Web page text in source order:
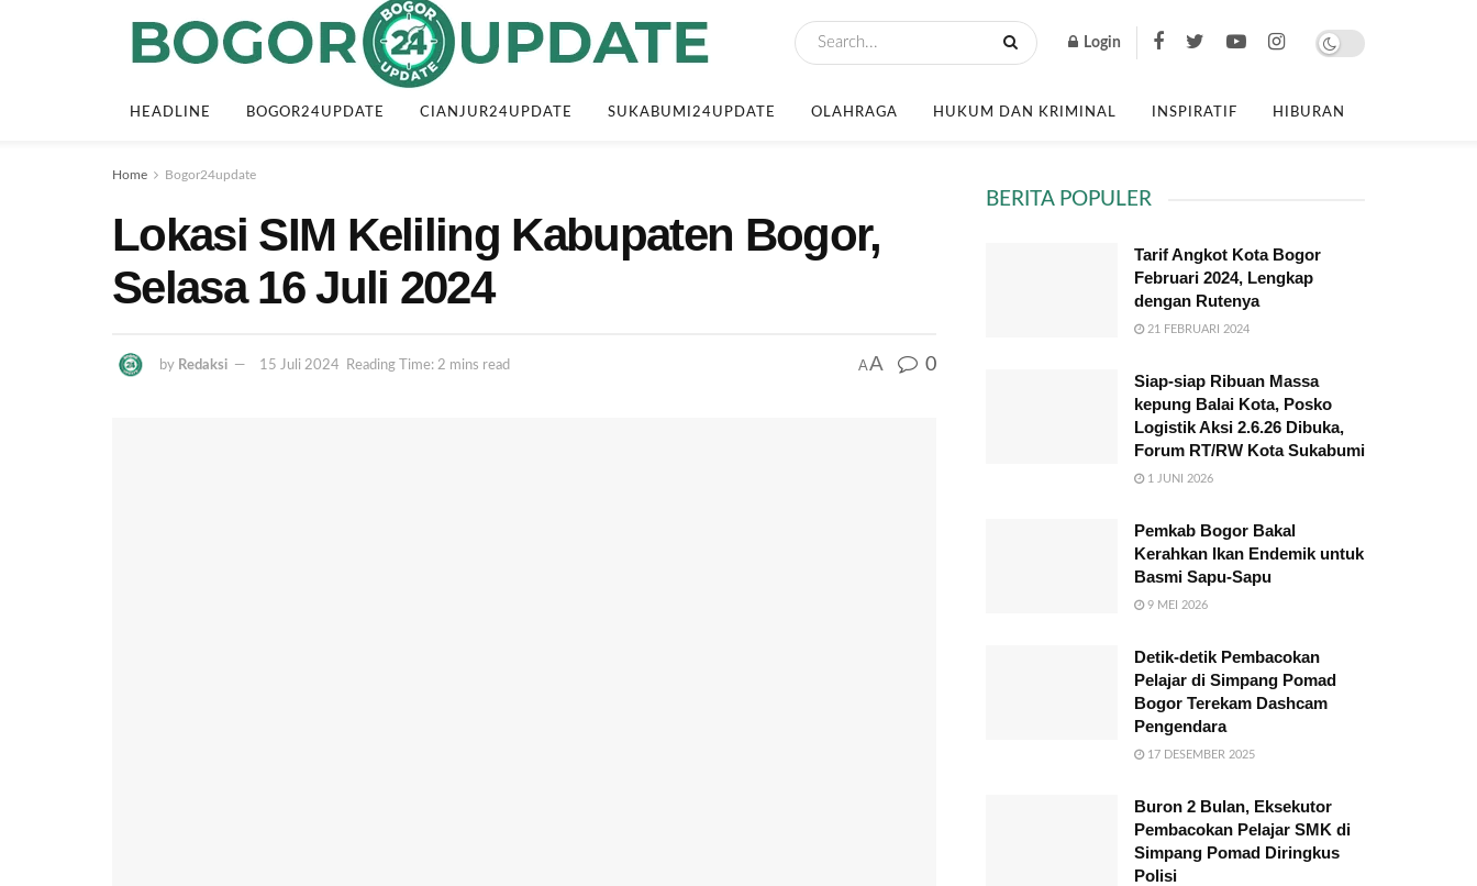
Login
HEADLINE BOGOR24UPDATE CIANJUR24UPDATE SUKABUMI24UPDATE OLAHRAGA HUKUM DAN KRIMINAL INSPIRATIF HIBURAN
Home Bogor24update
Lokasi SIM Keliling Kabupaten Bogor,
Selasa 16 Juli 2024
by Redaksi 15 Juli 2024 Reading Time: 2 mins read AA 0
BERITA POPULER
Tarif Angkot Kota Bogor
Februari 2024, Lengkap
dengan Rutenya
21 FEBRUARI 2024
Siap-siap Ribuan Massa
kepung Balai Kota, Posko
Logistik Aksi 2.6.26 Dibuka,
Forum RT/RW Kota Sukabumi
1 JUNI 2026
Pemkab Bogor Bakal
Kerahkan Ikan Endemik untuk
Basmi Sapu-Sapu
9 MEI 2026
Detik-detik Pembacokan
Pelajar di Simpang Pomad
Bogor Terekam Dashcam
Pengendara
17 DESEMBER 2025
Buron 2 Bulan, Eksekutor
Pembacokan Pelajar SMK di
Simpang Pomad Diringkus
Polisi